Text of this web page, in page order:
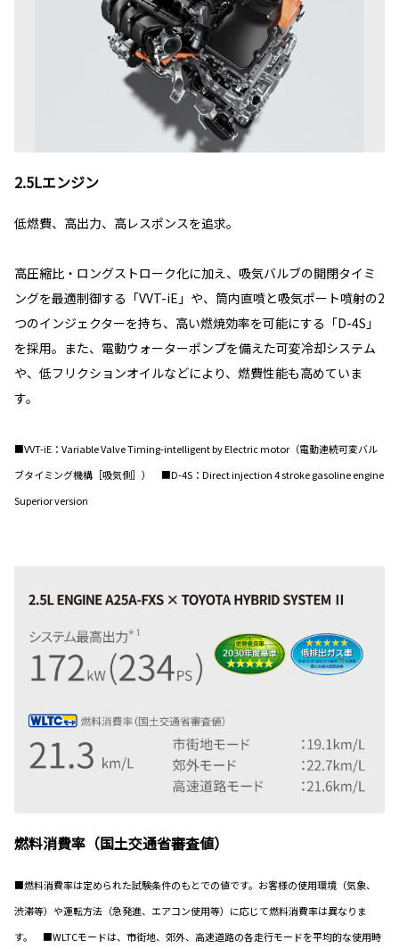
2.5Lエンジン
低燃費、高出力、高レスポンスを追求。
高圧縮比・ロングストローク化に加え、吸気バルブの開閉タイミ
ングを最適制御する「VVT-iE」や、筒内直噴と吸気ポート噴射の2
つのインジェクターを持ち、高い燃焼効率を可能にする「D-4S」
を採用。また、電動ウォーターポンプを備えた可変冷却システム
や、低フリクションオイルなどにより、燃費性能も高めていま
す。
■VVT-iE：Variable Valve Timing-intelligent by Electric motor（電動連続可変バル
ブタイミング機構［吸気側］） ■D-4S：Direct injection 4 stroke gasoline engine
Superior version
燃料消費率（国土交通省審査値）
■燃料消費率は定められた試験条件のもとでの値です。お客様の使用環境（気象、
渋滞等）や運転方法（急発進、エアコン使用等）に応じて燃料消費率は異なりま
す。 ■WLTCモードは、市街地、郊外、高速道路の各走行モードを平均的な使用時